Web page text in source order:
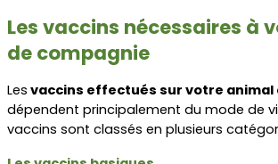
Les vaccins nécessaires à
de compagnie
Les vaccins effectués sur votre animal
dépendent principalement du mode de
vaccins sont classés en plusieurs